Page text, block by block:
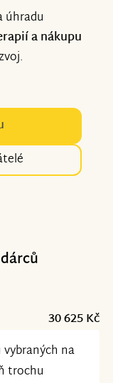
úhradu
a nákupu
30 625 Kč
na
trochu